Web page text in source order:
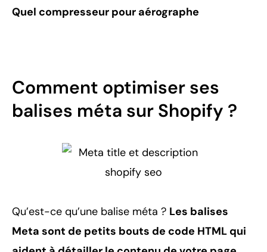
Quel compresseur pour aérographe
Comment optimiser ses
balises méta sur Shopify ?
Qu’est-ce qu’une balise méta ? Les balises
Meta sont de petits bouts de code HTML qui